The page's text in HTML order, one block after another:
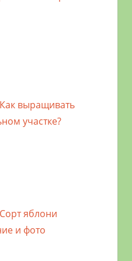
Как выращивать
участке?
Сорт яблони
и фото